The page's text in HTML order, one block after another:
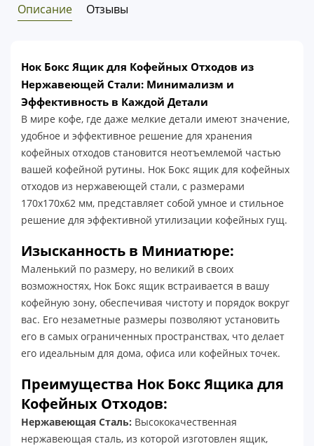
Описание Отзывы
Нок Бокс Ящик для Кофейных Отходов из
Нержавеющей Стали: Минимализм и
Эффективность в Каждой Детали
В мире кофе, где даже мелкие детали имеют значение,
удобное и эффективное решение для хранения
кофейных отходов становится неотъемлемой частью
вашей кофейной рутины. Нок Бокс ящик для кофейных
отходов из нержавеющей стали, с размерами
170x170x62 мм, представляет собой умное и стильное
решение для эффективной утилизации кофейных гущ.
Изысканность в Миниатюре:
Маленький по размеру, но великий в своих
возможностях, Нок Бокс ящик встраивается в вашу
кофейную зону, обеспечивая чистоту и порядок вокруг
вас. Его незаметные размеры позволяют установить
его в самых ограниченных пространствах, что делает
его идеальным для дома, офиса или кофейных точек.
Преимущества Нок Бокс Ящика для
Кофейных Отходов:
Нержавеющая Сталь: Высококачественная
нержавеющая сталь, из которой изготовлен ящик,